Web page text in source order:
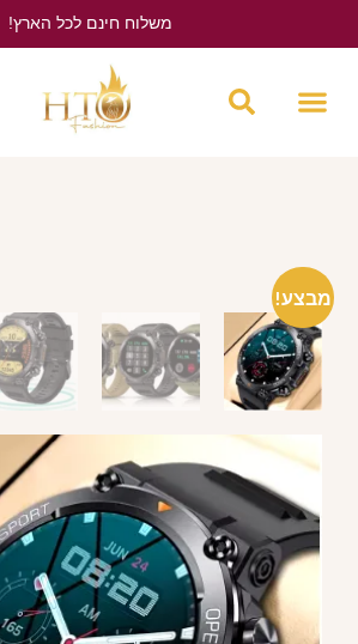
משלוח חינם לכל הארץ!
מבצע!